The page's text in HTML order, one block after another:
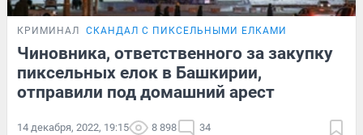
КРИМИНАЛ СКАНДАЛ С ПИКСЕЛЬНЫМИ ЕЛКАМИ
Чиновника, ответственного за закупку
пиксельных елок в Башкирии,
отправили под домашний арест
14 декабря, 2022, 19:15 8 898 34